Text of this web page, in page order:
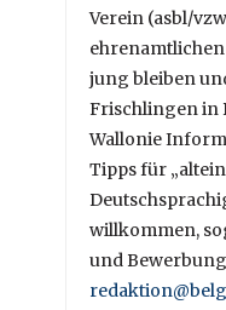
Verein (asbl/
jung bleiben
Frischlingen in
Wallonie
Tipps für
willkommen,
und